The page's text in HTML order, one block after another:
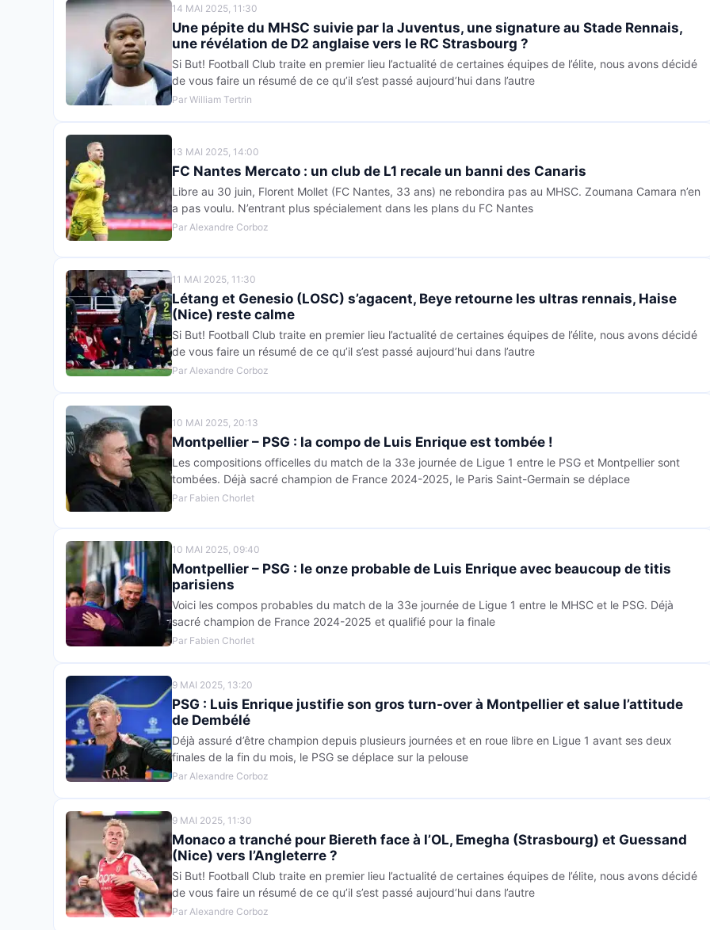
14 MAI 2025, 11:30
Une pépite du MHSC suivie par la Juventus, une signature au Stade Rennais,
une révélation de D2 anglaise vers le RC Strasbourg ?
Si But! Football Club traite en premier lieu l’actualité de certaines équipes de l’élite, nous avons décidé
de vous faire un résumé de ce qu’il s’est passé aujourd’hui dans l’autre
Par William Tertrin
13 MAI 2025, 14:00
FC Nantes Mercato : un club de L1 recale un banni des Canaris
Libre au 30 juin, Florent Mollet (FC Nantes, 33 ans) ne rebondira pas au MHSC. Zoumana Camara n’en
a pas voulu. N’entrant plus spécialement dans les plans du FC Nantes
Par Alexandre Corboz
11 MAI 2025, 11:30
Létang et Genesio (LOSC) s’agacent, Beye retourne les ultras rennais, Haise
(Nice) reste calme
Si But! Football Club traite en premier lieu l’actualité de certaines équipes de l’élite, nous avons décidé
de vous faire un résumé de ce qu’il s’est passé aujourd’hui dans l’autre
Par Alexandre Corboz
10 MAI 2025, 20:13
Montpellier – PSG : la compo de Luis Enrique est tombée !
Les compositions officelles du match de la 33e journée de Ligue 1 entre le PSG et Montpellier sont
tombées. Déjà sacré champion de France 2024-2025, le Paris Saint-Germain se déplace
Par Fabien Chorlet
10 MAI 2025, 09:40
Montpellier – PSG : le onze probable de Luis Enrique avec beaucoup de titis
parisiens
Voici les compos probables du match de la 33e journée de Ligue 1 entre le MHSC et le PSG. Déjà
sacré champion de France 2024-2025 et qualifié pour la finale
Par Fabien Chorlet
9 MAI 2025, 13:20
PSG : Luis Enrique justifie son gros turn-over à Montpellier et salue l’attitude
de Dembélé
Déjà assuré d’être champion depuis plusieurs journées et en roue libre en Ligue 1 avant ses deux
finales de la fin du mois, le PSG se déplace sur la pelouse
Par Alexandre Corboz
9 MAI 2025, 11:30
Monaco a tranché pour Biereth face à l’OL, Emegha (Strasbourg) et Guessand
(Nice) vers l’Angleterre ?
Si But! Football Club traite en premier lieu l’actualité de certaines équipes de l’élite, nous avons décidé
de vous faire un résumé de ce qu’il s’est passé aujourd’hui dans l’autre
Par Alexandre Corboz